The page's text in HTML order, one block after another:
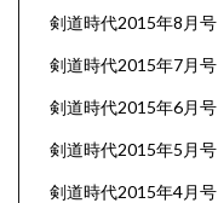
剣道時代2015年8月号
剣道時代2015年7月号
剣道時代2015年6月号
剣道時代2015年5月号
剣道時代2015年4月号